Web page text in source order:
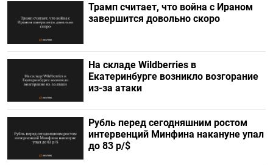
Трамп считает, что война с Ираном
завершится довольно скоро
На складе Wildberries в
Екатеринбурге возникло возгорание
из-за атаки
Рубль перед сегодняшним ростом
интервенций Минфина накануне упал
до 83 р/$